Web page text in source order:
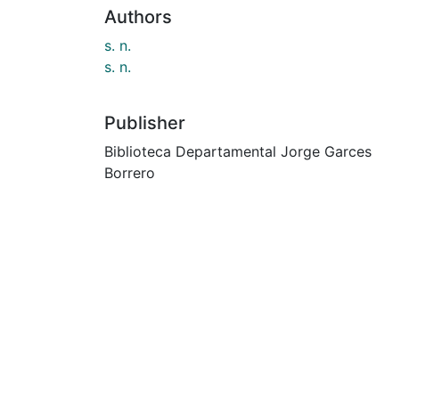
Authors
s. n.
s. n.
Publisher
Biblioteca Departamental Jorge Garces
Borrero